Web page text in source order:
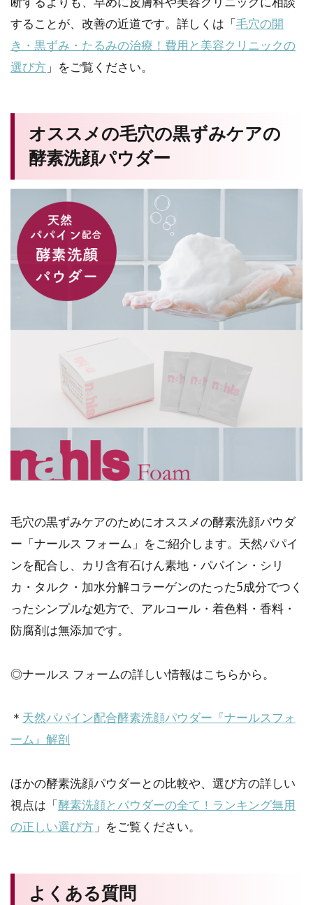
することが、改善の近道です。詳しくは「 毛穴の開
き・黒ずみ・たるみの治療！費用と美容クリニックの
選び方 」をご覧ください。
オススメの毛穴の黒ずみケアの
酵素洗顔パウダー
毛穴の黒ずみケアのためにオススメの酵素洗顔パウダ
ー「ナールス フォーム」をご紹介します。天然パパイ
ンを配合し、カリ含有石けん素地・パパイン・シリ
カ・タルク・加水分解コラーゲンのたった5成分でつく
ったシンプルな処方で、アルコール・着色料・香料・
防腐剤は無添加です。
◎ナールス フォームの詳しい情報はこちらから。
＊ 天然パパイン配合酵素洗顔パウダー『ナールスフォ
ーム』解剖
ほかの酵素洗顔パウダーとの比較や、選び方の詳しい
視点は「 酵素洗顔とパウダーの全て！ランキング無用
の正しい選び方 」をご覧ください。
よくある質問